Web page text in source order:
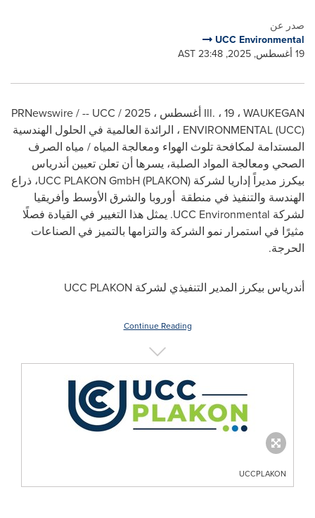
صدر عن
UCC Environmental
19 أغسطس, 2025, 23:48 AST
WAUKEGAN ، Ill. ، 19 أغسطس ، 2025 /
PRNewswire / -- UCC
ENVIRONMENTAL (UCC) ، الرائدة العالمية في الحلول الهندسية
المستدامة لمكافحة تلوث الهواء ومعالجة المياه / مياه الصرف
الصحي ومعالجة المواد الصلبة، يسرها أن تعلن تعيين أندرياس
بيكرز مديراً إداريا لشركة UCC PLAKON GmbH (PLAKON)، ذراع
الهندسة والتنفيذ في منطقة أوروبا والشرق الأوسط وأفريقيا
لشركة UCC Environmental. يمثل هذا التغيير في القيادة فصلًا
مثيرًا في استمرار نمو الشركة والتزامها بالتميز في الصناعات
الحرجة.
أندرياس بيكرز المدير التنفيذي لشركة UCC PLAKON
Continue Reading
UCCPLAKON